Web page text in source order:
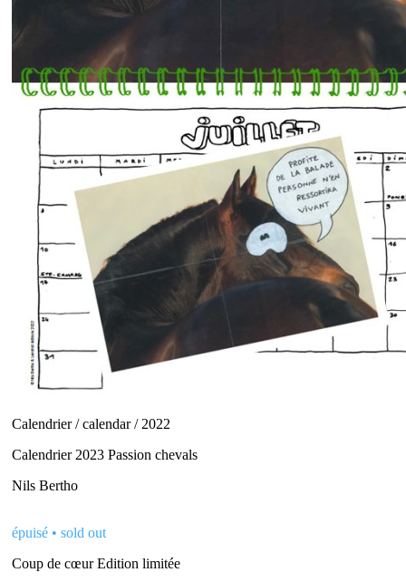
Calendrier / calendar / 2022
Calendrier 2023 Passion chevals
Nils Bertho
épuisé • sold out
Coup de cœur Edition limitée